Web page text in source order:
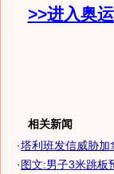
>>进入奥
相关新闻
·塔利班发信威胁加
·图文:男子3米跳板